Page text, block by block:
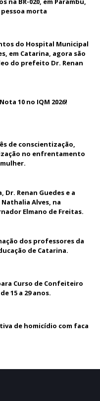
morta
do Hospital Municipal
em Catarina, agora são
do prefeito Dr. Renan
10 no IQM 2026!
de conscientização,
no enfrentamento
Renan Guedes e a
Alves, na
Elmano de Freitas.
dos professores da
de Catarina.
Curso de Confeiteiro
15 a 29 anos.
de homicídio com faca